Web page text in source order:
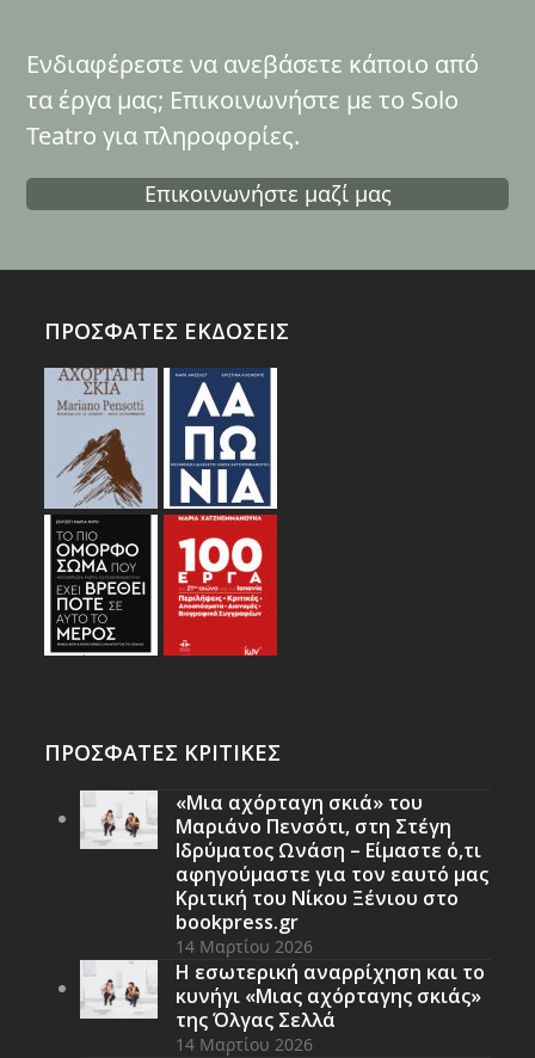
Ενδιαφέρεστε να ανεβάσετε κάποιο από
τα έργα μας; Επικοινωνήστε με το Solo
Teatro για πληροφορίες.
Επικοινωνήστε μαζί μας
ΠΡΟΣΦΑΤΕΣ ΕΚΔΟΣΕΙΣ
ΠΡΟΣΦΑΤΕΣ ΚΡΙΤΙΚΕΣ
«Μια αχόρταγη σκιά» του
Μαριάνο Πενσότι, στη Στέγη
Ιδρύματος Ωνάση – Είμαστε ό,τι
αφηγούμαστε για τον εαυτό μας
Κριτική του Νίκου Ξένιου στο
bookpress.gr
14 Μαρτίου 2026
Η εσωτερική αναρρίχηση και το
κυνήγι «Μιας αχόρταγης σκιάς»
της Όλγας Σελλά
14 Μαρτίου 2026